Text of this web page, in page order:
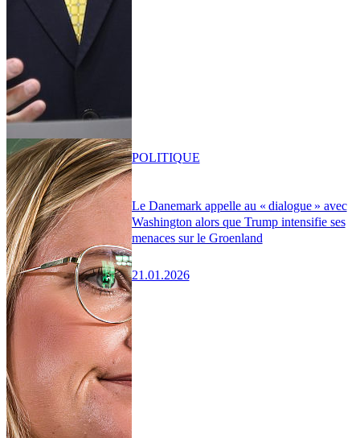
Le Danemark appelle au « dialogue » avec
Washington alors que Trump intensifie ses
menaces sur le Groenland
21.01.2026
POLITIQUE